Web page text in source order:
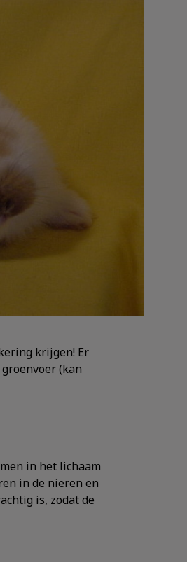
krijgen! Er
(kan
in het lichaam
in de nieren en
is, zodat de